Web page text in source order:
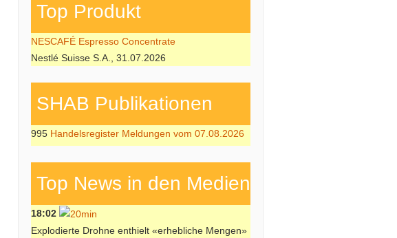
Top Produkt
NESCAFÉ Espresso Concentrate
Nestlé Suisse S.A., 31.07.2026
SHAB Publi­kati­onen
995 Handelsregister Meldungen vom 07.08.2026
Top News in den Medien
18:02
Explodierte Drohne enthielt «erhebliche Mengen»